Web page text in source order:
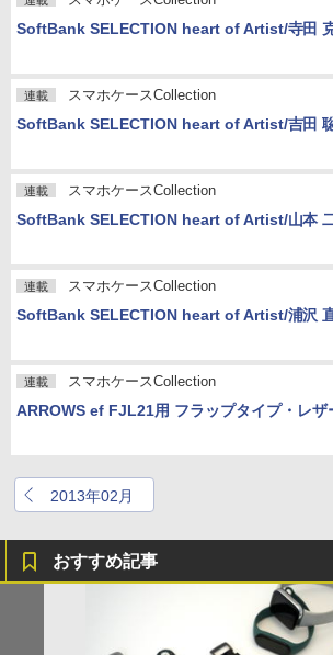
SoftBank SELECTION heart of Artist/寺田
連載 スマホケースCollection
SoftBank SELECTION heart of Artist/吉田
連載 スマホケースCollection
SoftBank SELECTION heart of Artist/山本
連載 スマホケースCollection
SoftBank SELECTION heart of Artist/浦沢
連載 スマホケースCollection
ARROWS ef FJL21用 フラップタイプ・レザ
2013年02月
おすすめ記事